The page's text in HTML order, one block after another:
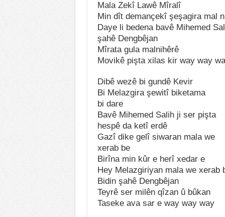
Mala Zekî Lawê Mîralî
Min dît demançekî şeşagira mal
Daye li bedena bavê Mihemed
şahê Dengbêjan
Mîrata gula malnihêrê
Movikê pişta xilas kir way way
Dibê wezê bi gundê Kevir
Bi Melazgira şewitî biketama
bi dare
Bavê Mihemed Salih ji ser pişta
hespê da ketî erdê
Gazî dike gelî siwaran mala we
xerab be
Birîna min kûr e herî xedar e
Hey Melazgiriyan mala we xerab
Bidin şahê Dengbêjan
Teyrê ser milên qîzan û bûkan
Taseke ava sar e way way way